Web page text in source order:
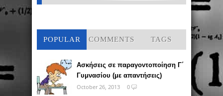
POPULAR COMMENTS TAGS
Ασκήσεις σε παραγοντοποίηση Γ΄
Γυμνασίου (με απαντήσεις)
October 26, 2013
0